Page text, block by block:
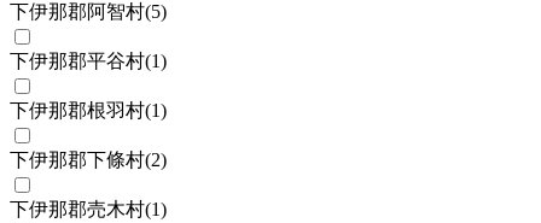
下伊那郡阿智村(5)
下伊那郡平谷村(1)
下伊那郡根羽村(1)
下伊那郡下條村(2)
下伊那郡売木村(1)